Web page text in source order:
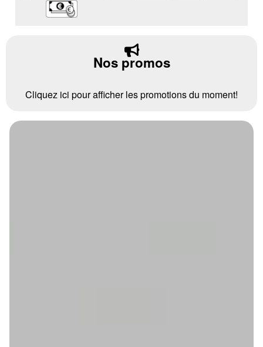
Nos promos
Cliquez ici pour afficher les promotions du moment!